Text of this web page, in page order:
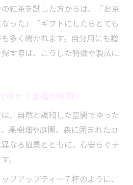
紅茶を試した方からは、「お茶
った」「ギフトにしたらとても
多く聞かれます。自分用にも贈
す際は、こうした特徴や製法に
、自然と調和した空間でゆった
果樹畑や庭園、森に囲まれたカ
なる風景とともに、心安らぐテ
。
プアップティー７杯のように、